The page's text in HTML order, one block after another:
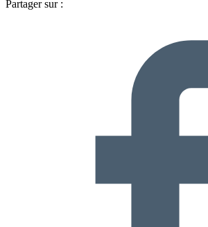
Partager sur :